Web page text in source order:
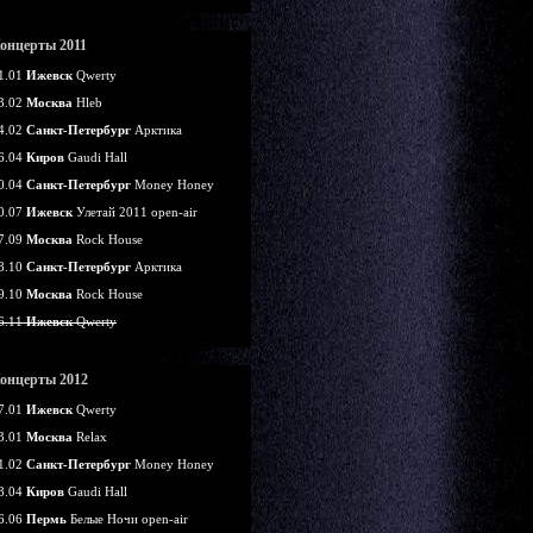
2011
Ижевск Qwerty
Москва Hleb
Санкт-Петербург Арктика
Киров Gaudi Hall
Санкт-Петербург Money Honey
Ижевск Улетай 2011 open-air
Москва Rock House
Санкт-Петербург Арктика
Москва Rock House
ИжевскQwerty
2012
Ижевск Qwerty
Москва Relax
Санкт-Петербург Money Honey
Киров Gaudi Hall
Пермь Белые Ночи open-air